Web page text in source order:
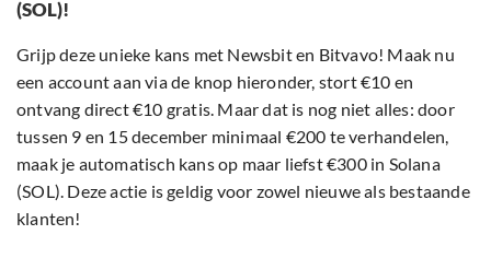
(SOL)!
Grijp deze unieke kans met Newsbit en Bitvavo! Maak nu
een account aan via de knop hieronder, stort €10 en
ontvang direct €10 gratis. Maar dat is nog niet alles: door
tussen 9 en 15 december minimaal €200 te verhandelen,
maak je automatisch kans op maar liefst €300 in Solana
(SOL). Deze actie is geldig voor zowel nieuwe als bestaande
klanten!